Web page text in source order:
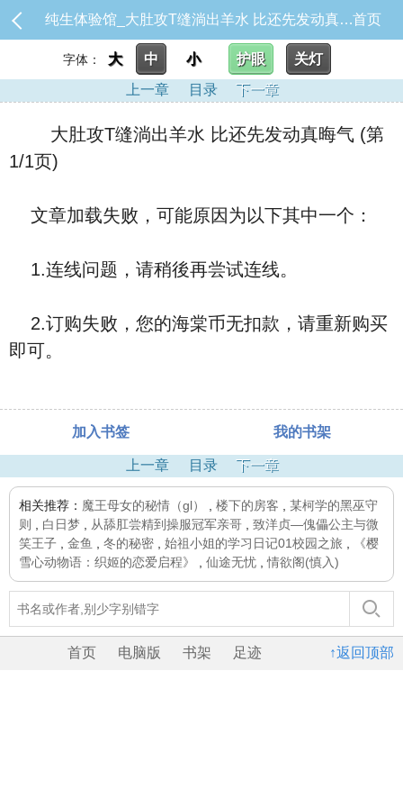
纯生体验馆_大肚攻T缝淌出羊水 比还先发动真晦气首页
字体： 大 中 小 护眼
关灯
上一章
目录 下一章
大肚攻T缝淌出羊水 比还先发动真晦气 (第
1/1页)
文章加载失败，可能原因为以下其中一个：
1.连线问题，请稍後再尝试连线。
2.订购失败，您的海棠币无扣款，请重新购买
即可。
加入书签 我的书架
上一章 目录 下一章
相关推荐： 魔王母女的秘情（gl） 楼下的房客
某柯学的黑巫守
则
白日梦 从舔肛尝精到操服冠军亲哥
致洋贞—傀儡公主与微
笑王子
金鱼 冬的秘密 始祖小姐的学习日记01校园之旅
《樱
雪心动物语：织姬的恋爱启程》
仙途无忧 ,情欲阁(慎入)
↑返回顶部
首页 电脑版 书架 足迹